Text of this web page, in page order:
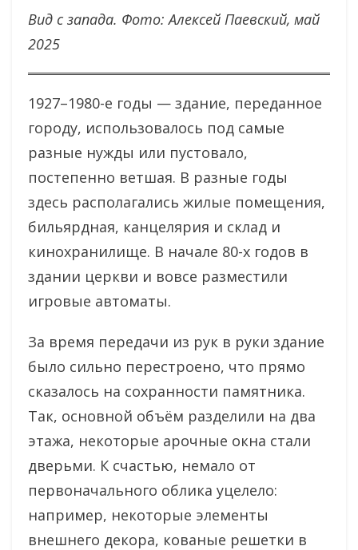
Вид с запада. Фото: Алексей Паевский, май
2025
1927–1980-е годы — здание, переданное
городу, использовалось под самые
разные нужды или пустовало,
постепенно ветшая. В разные годы
здесь располагались жилые помещения,
бильярдная, канцелярия и склад и
кинохранилище. В начале 80-х годов в
здании церкви и вовсе разместили
игровые автоматы.
За время передачи из рук в руки здание
было сильно перестроено, что прямо
сказалось на сохранности памятника.
Так, основной объём разделили на два
этажа, некоторые арочные окна стали
дверьми. К счастью, немало от
первоначального облика уцелело:
например, некоторые элементы
внешнего декора, кованые решетки в